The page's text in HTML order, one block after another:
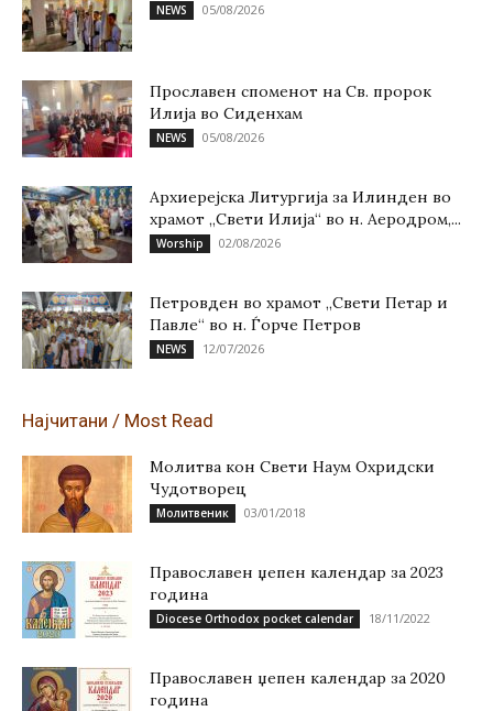
NEWS 05/08/2026
Прославен споменот на Св. пророк
Илија во Сиденхам
NEWS 05/08/2026
Архиерејска Литургија за Илинден во
храмот „Свети Илија“ во н. Аеродром,...
Worship 02/08/2026
Петровден во храмот „Свети Петар и
Павле“ во н. Ѓорче Петров
NEWS 12/07/2026
Најчитани / Most Read
Молитва кон Свети Наум Охридски
Чудотворец
Молитвеник 03/01/2018
Православен џепен календар за 2023
година
Diocese Orthodox pocket calendar 18/11/2022
Православен џепен календар за 2020
година